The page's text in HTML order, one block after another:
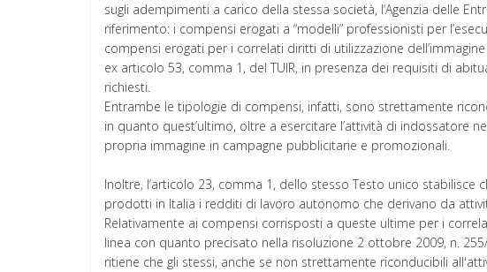
sugli adempimenti a carico della stessa società, l’Agenzia delle
riferimento: i compensi erogati a “modelli” professionisti per
compensi erogati per i correlati diritti di utilizzazione
ex articolo 53, comma 1, del TUIR, in presenza dei requisiti di
richiesti.
Entrambe le tipologie di compensi, infatti, sono strettamente
in quanto quest’ultimo, oltre a esercitare l’attività di indossatore
propria immagine in campagne pubblicitarie e promozionali.
Inoltre, l’articolo 23, comma 1, dello stesso Testo unico
prodotti in Italia i redditi di lavoro autonomo che derivano da
Relativamente ai compensi corrisposti a queste ultime per i
linea con quanto precisato nella risoluzione 2 ottobre 2009, n.
ritiene che gli stessi, anche se non strettamente riconducibili